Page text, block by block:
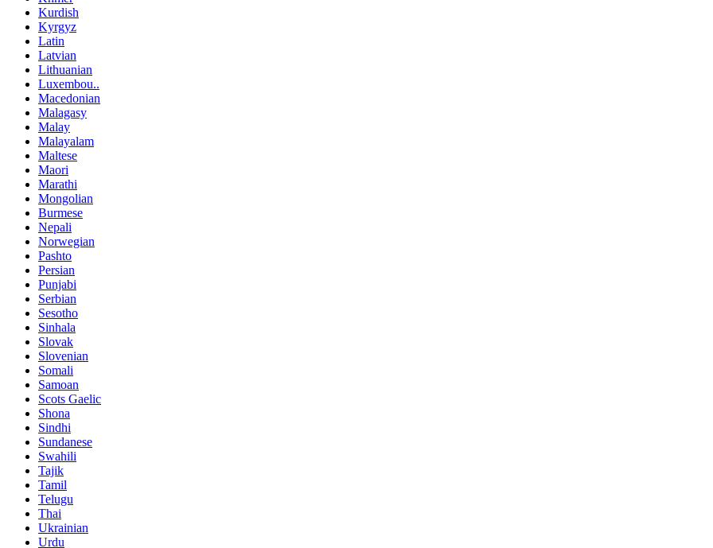
Kurdish
Kyrgyz
Latin
Latvian
Lithuanian
Luxembou..
Macedonian
Malagasy
Malay
Malayalam
Maltese
Maori
Marathi
Mongolian
Burmese
Nepali
Norwegian
Pashto
Persian
Punjabi
Serbian
Sesotho
Sinhala
Slovak
Slovenian
Somali
Samoan
Scots Gaelic
Shona
Sindhi
Sundanese
Swahili
Tajik
Tamil
Telugu
Thai
Ukrainian
Urdu